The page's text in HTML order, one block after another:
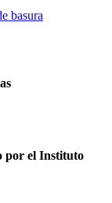
basura
por el Instituto